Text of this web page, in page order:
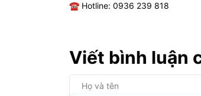
☎ Hotline: 0936 239 818
Viết bình luận